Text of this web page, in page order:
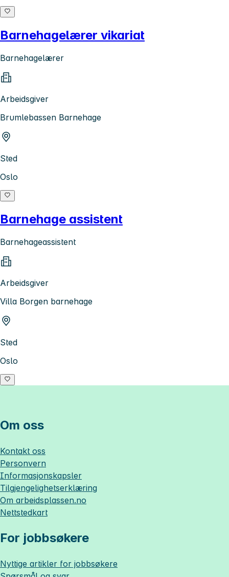
Barnehagelærer vikariat
Barnehagelærer
Arbeidsgiver
Brumlebassen Barnehage
Sted
Oslo
Barnehage assistent
Barnehageassistent
Arbeidsgiver
Villa Borgen barnehage
Sted
Oslo
Om oss
Kontakt oss
Personvern
Informasjonskapsler
Tilgjengelighetserklæring
Om arbeidsplassen.no
Nettstedkart
For jobbsøkere
Nyttige artikler for jobbsøkere